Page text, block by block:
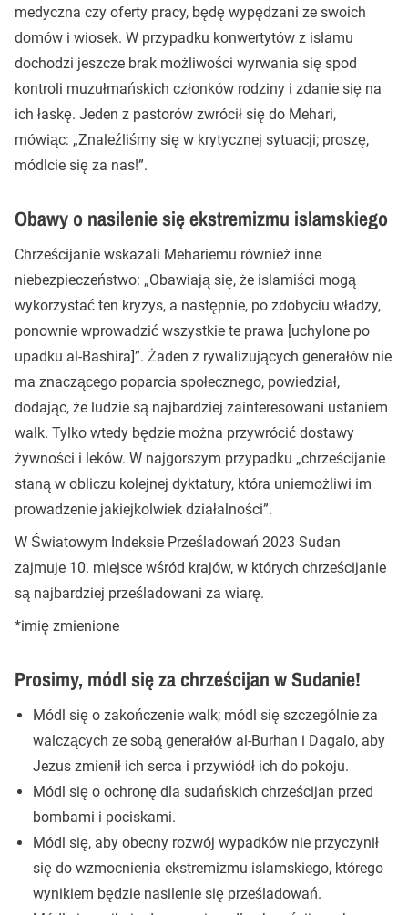
medyczna czy oferty pracy, będę wypędzani ze swoich
domów i wiosek. W przypadku konwertytów z islamu
dochodzi jeszcze brak możliwości wyrwania się spod
kontroli muzułmańskich członków rodziny i zdanie się na
ich łaskę. Jeden z pastorów zwrócił się do Mehari,
mówiąc: „Znaleźliśmy się w krytycznej sytuacji; proszę,
módlcie się za nas!”.
Obawy o nasilenie się ekstremizmu islamskiego
Chrześcijanie wskazali Mehariemu również inne
niebezpieczeństwo: „Obawiają się, że islamiści mogą
wykorzystać ten kryzys, a następnie, po zdobyciu władzy,
ponownie wprowadzić wszystkie te prawa [uchylone po
upadku al-Bashira]”. Żaden z rywalizujących generałów nie
ma znaczącego poparcia społecznego, powiedział,
dodając, że ludzie są najbardziej zainteresowani ustaniem
walk. Tylko wtedy będzie można przywrócić dostawy
żywności i leków. W najgorszym przypadku „chrześcijanie
staną w obliczu kolejnej dyktatury, która uniemożliwi im
prowadzenie jakiejkolwiek działalności”.
W Światowym Indeksie Prześladowań 2023 Sudan
zajmuje 10. miejsce wśród krajów, w których chrześcijanie
są najbardziej prześladowani za wiarę.
*imię zmienione
Prosimy, módl się za chrześcijan w Sudanie!
Módl się o zakończenie walk; módl się szczególnie za
walczących ze sobą generałów al-Burhan i Dagalo, aby
Jezus zmienił ich serca i przywiódł ich do pokoju.
Módl się o ochronę dla sudańskich chrześcijan przed
bombami i pociskami.
Módl się, aby obecny rozwój wypadków nie przyczynił
się do wzmocnienia ekstremizmu islamskiego, którego
wynikiem będzie nasilenie się prześladowań.